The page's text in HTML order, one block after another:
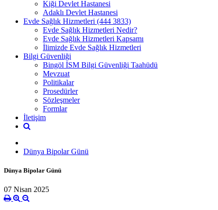
Kiği Devlet Hastanesi
Adaklı Devlet Hastanesi
Evde Sağlık Hizmetleri (444 3833)
Evde Sağlık Hizmetleri Nedir?
Evde Sağlık Hizmetleri Kapsamı
İlimizde Evde Sağlık Hizmetleri
Bilgi Güvenliği
Bingöl İSM Bilgi Güvenliği Taahüdü
Mevzuat
Politikalar
Prosedürler
Sözleşmeler
Formlar
İletişim
Dünya Bipolar Günü
Dünya Bipolar Günü
07 Nisan 2025